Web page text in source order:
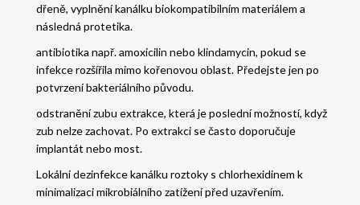
dřeně, vyplnění kanálku biokompatibilním materiálem a
následná protetika.
antibiotika např. amoxicilin nebo klindamycin, pokud se
infekce rozšířila mimo kořenovou oblast. Předejste jen po
potvrzení bakteriálního původu.
odstranění zubu extrakce, která je poslední možností, když
zub nelze zachovat. Po extrakci se často doporučuje
implantát nebo most.
Lokální dezinfekce kanálku roztoky s chlorhexidinem k
minimalizaci mikrobiálního zatížení před uzavřením.